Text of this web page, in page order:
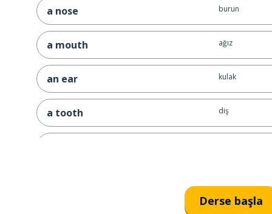
a nose burun
a mouth ağız
an ear kulak
a tooth diş
Derse başla